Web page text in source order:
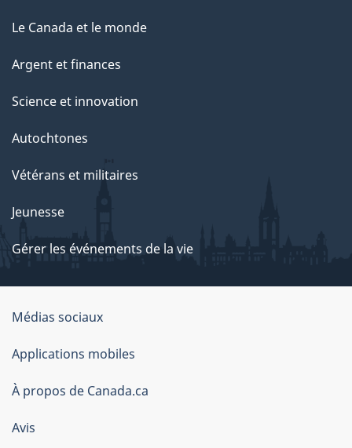
Le Canada et le monde
Argent et finances
Science et innovation
Autochtones
Vétérans et militaires
Jeunesse
Gérer les événements de la vie
Organisation
du
gouvernement
du
Canada
Médias sociaux
Applications mobiles
À propos de Canada.ca
Avis